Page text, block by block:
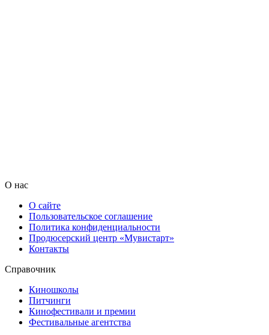
О нас
О сайте
Пользовательское соглашение
Политика конфиденциальности
Продюсерский центр «Мувистарт»
Контакты
Справочник
Киношколы
Питчинги
Кинофестивали и премии
Фестивальные агентства